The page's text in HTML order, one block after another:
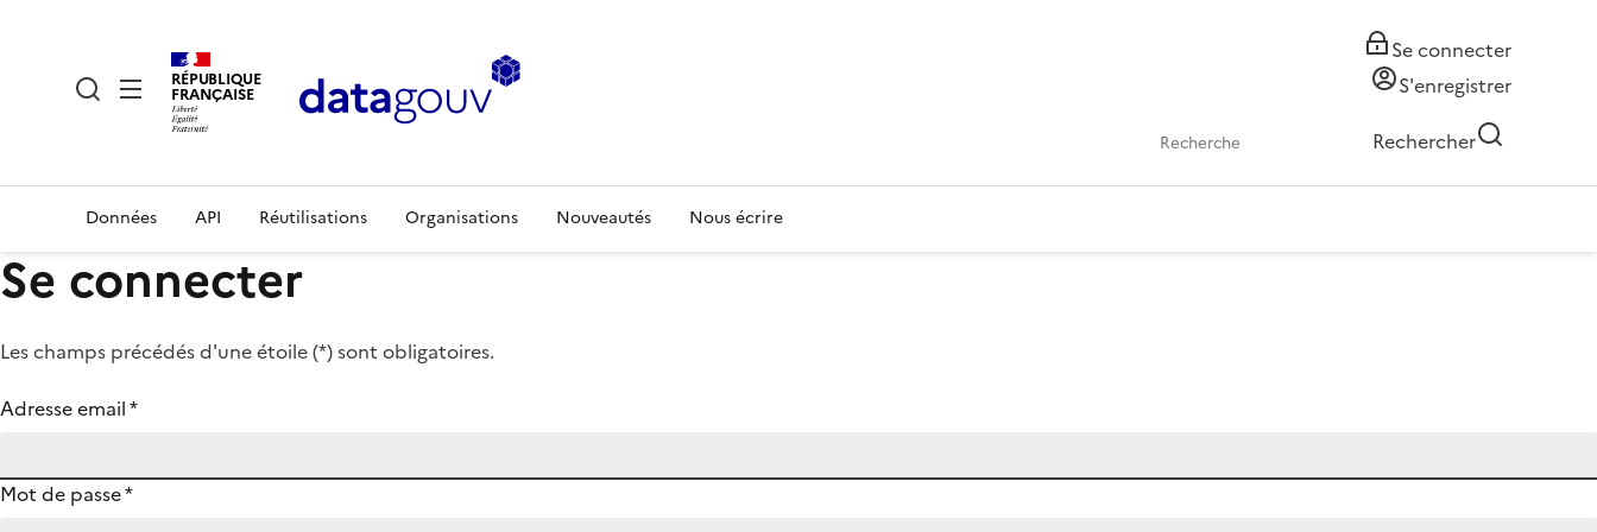
RÉPUBLIQUE
FRANÇAISE
Se connecter
S'enregistrer
Rechercher
Données API Réutilisations Organisations Nouveautés Nous écrire
Se connecter
Les champs précédés d'une étoile (*) sont obligatoires.
Adresse email*
Mot de passe*